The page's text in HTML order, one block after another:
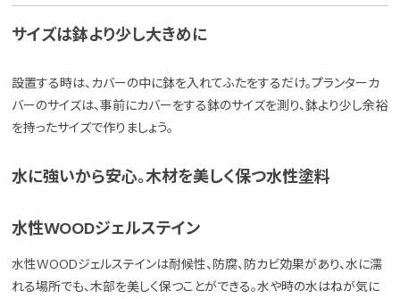
サイズは鉢より少し大きめに
設置する時は、カバーの中に鉢を入れてふたをするだけ。プランターカ
バーのサイズは、事前にカバーをする鉢のサイズを測り、鉢より少し余裕
を持ったサイズで作りましょう。
水に強いから安心。木材を美しく保つ水性塗料
水性WOODジェルステイン
水性WOODジェルステインは耐候性、防腐、防カビ効果があり、水に濡
れる場所でも、木部を美しく保つことができる。水や時の水はねが気に